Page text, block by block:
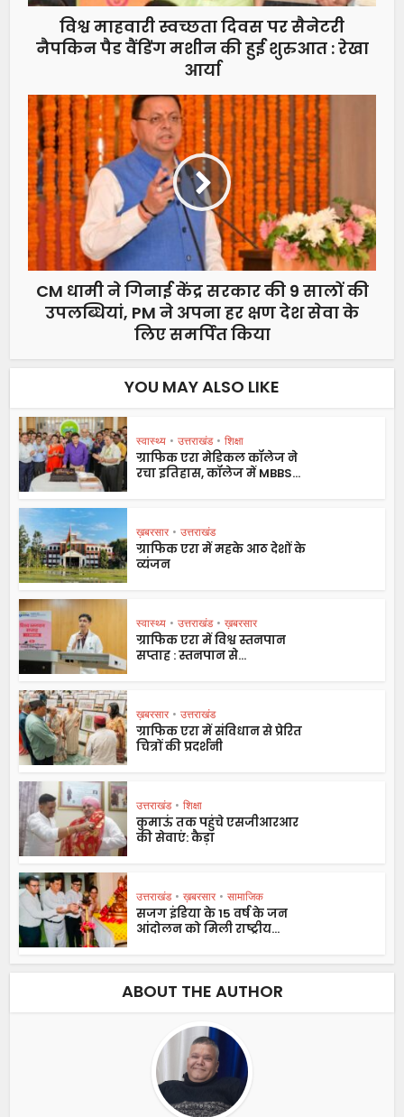
विश्व माहवारी स्वच्छता दिवस पर सैनेटरी
नैपकिन पैड वैंडिंग मशीन की हुई शुरुआत : रेखा
आर्या
CM धामी ने गिनाई केंद्र सरकार की 9 सालों की
उपलब्धियां, PM ने अपना हर क्षण देश सेवा के
लिए समर्पित किया
YOU MAY ALSO LIKE
स्वास्थ्य • उत्तराखंड • शिक्षा
ग्राफिक एरा मेडिकल कॉलेज ने
रचा इतिहास, कॉलेज में MBBS...
ख़बरसार • उत्तराखंड
ग्राफिक एरा में महके आठ देशों के
व्यंजन
स्वास्थ्य • उत्तराखंड • ख़बरसार
ग्राफिक एरा में विश्व स्तनपान
सप्ताह : स्तनपान से...
ख़बरसार • उत्तराखंड
ग्राफिक एरा में संविधान से प्रेरित
चित्रों की प्रदर्शनी
उत्तराखंड • शिक्षा
कुमाऊं तक पहुंचे एसजीआरआर
की सेवाएं: कैड़ा
उत्तराखंड • ख़बरसार • सामाजिक
सजग इंडिया के 15 वर्ष के जन
आंदोलन को मिली राष्ट्रीय...
ABOUT THE AUTHOR